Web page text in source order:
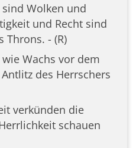
Wolken und
und Recht sind
Throns. - (R)
Wachs vor dem
des Herrschers
verkünden die
schauen